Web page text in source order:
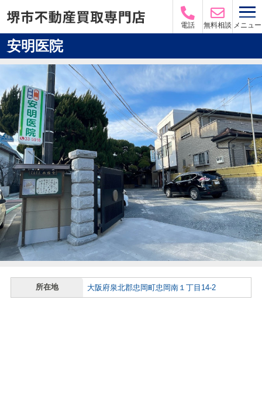
電話 無料相談 メニュー
安明医院
所在地 大阪府泉北郡忠岡町忠岡南１丁目14-2